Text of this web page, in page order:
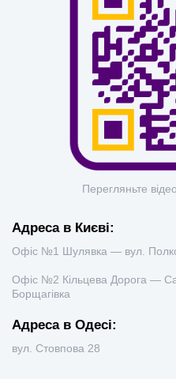
Перегляньте
Адреса в Києві:
Офіс №1 Шулявка — вул.
Офіс №2 Кільцева Дорога —
Борщагівка
Адреса в Одесі:
вул. Стовпова 28